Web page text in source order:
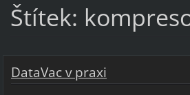
Štítek:
DataVac v praxi